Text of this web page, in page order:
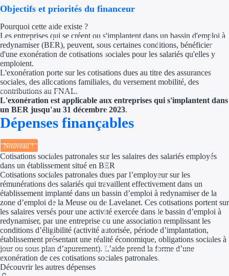
Ouvrage
Territoires
Régions de A à H
Aides Région
Aides Région
Aides Région
Aides Région
Aides Région
Objectifs et priorités du financeur
Pourquoi cette aide existe ?
Les entreprises qui se créent ou s'implantent dans un bassin d'emploi à
redynamiser (BER), peuvent, sous certaines conditions, bénéficier
d'une exonération de cotisations sociales pour les salariés qu'elles y
emploient.
L'exonération porte sur les cotisations dues au titre des assurances
sociales, des allocations familiales, du versement mobilité, des
contributions au FNAL.
L'exonération est applicable aux entreprises qui s'implantent dans
un BER jusqu'au 31 décembre 2023.
Dépenses finançables
Nouveau !
Cotisations sociales patronales sur les salaires des salariés employés
dans un établissement situé en BER
Cotisations sociales patronales dues par l’employeur sur les
rémunérations des salariés qui travaillent effectivement dans un
établissement implanté dans un bassin d’emploi à redynamiser de la
zone d’emploi de la Meuse ou de Lavelanet. Ces cotisations portent sur
les salaires versés pour une activité exercée dans le bassin d’emploi à
redynamiser, par une entreprise ou une association remplissant les
conditions d’éligibilité (activité autorisée, période d’implantation,
établissement présentant une réalité économique, obligations sociales à
jour ou sous plan d’apurement). L’aide prend la forme d’une
exonération de ces cotisations sociales patronales.
Découvrir les autres dépenses